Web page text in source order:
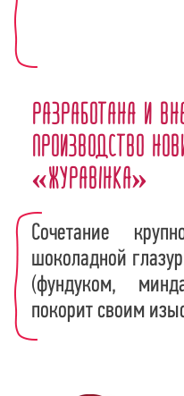
Разработана и
производство
«Журавiнка»
Сочетание
шоколадной
(фундуком,
покорит своим